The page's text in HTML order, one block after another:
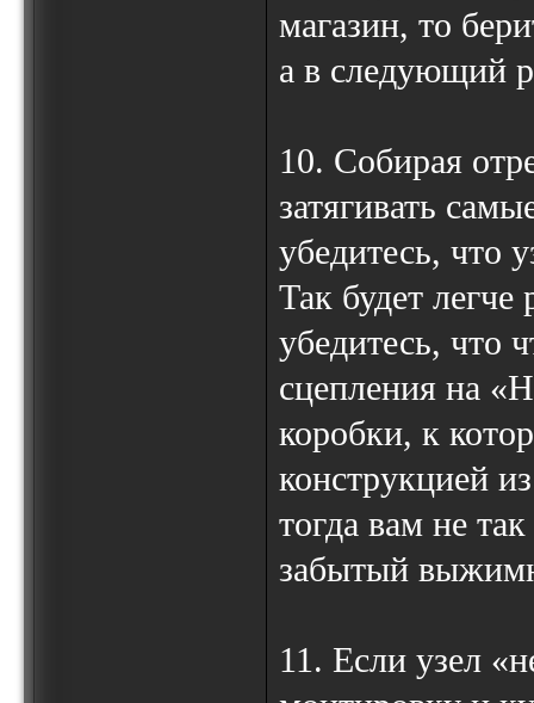
магазин, то
а в следующий
10. Собирая
затягивать
убедитесь, что
Так будет легче
убедитесь, что
сцепления на
коробки, к
конструкцией
тогда вам не
забытый
11. Если узел